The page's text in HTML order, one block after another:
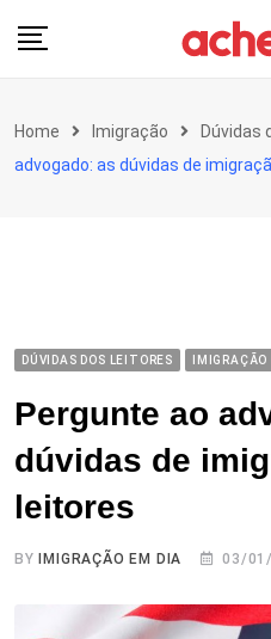
Home Imigração Dúvidas
advogado: as dúvidas de
DÚVIDAS DOS LEITORES
Pergunte ao
dúvidas de
leitores
BYIMIGRAÇÃO EM DIA 03/